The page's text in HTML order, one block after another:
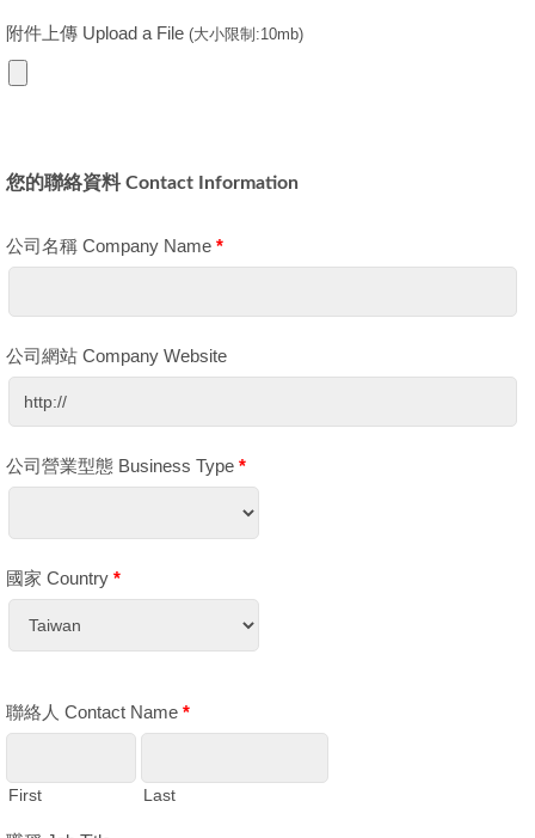
附件上傳 Upload a File (大小限制:10mb)
您的聯絡資料 Contact Information
公司名稱 Company Name *
公司網站 Company Website
公司營業型態 Business Type *
國家 Country *
聯絡人 Contact Name *
First Last